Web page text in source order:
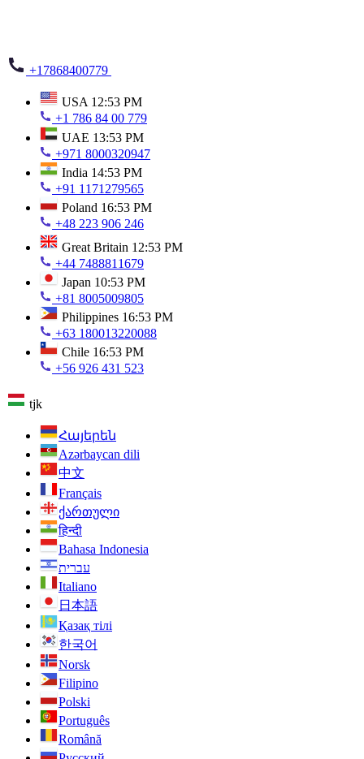
+17868400779
USA 12:53 PM
+1 786 84 00 779
UAE 13:53 PM
+971 8000320947
India 14:53 PM
+91 1171279565
Poland 16:53 PM
+48 223 906 246
Great Britain 12:53 PM
+44 7488811679
Japan 10:53 PM
+81 8005009805
Philippines 16:53 PM
+63 180013220088
Chile 16:53 PM
+56 926 431 523
tjk
Հայերեն
Azərbaycan dili
中文
Français
ქართული
हिन्दी
Bahasa Indonesia
עברית
Italiano
日本語
Қазақ тілі
한국어
Norsk
Filipino
Polski
Português
Română